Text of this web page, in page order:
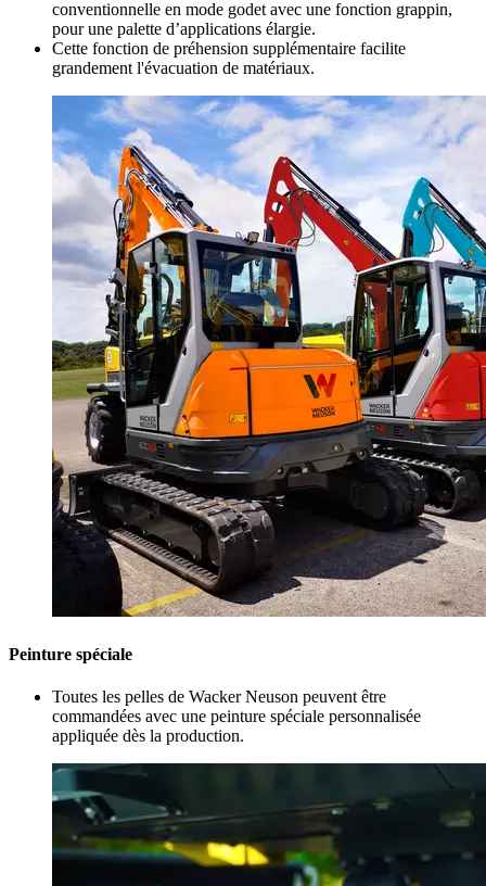
conventionnelle en mode godet avec une fonction grappin,
pour une palette d’applications élargie.
Cette fonction de préhension supplémentaire facilite
grandement l'évacuation de matériaux.
Peinture spéciale
Toutes les pelles de Wacker Neuson peuvent être
commandées avec une peinture spéciale personnalisée
appliquée dès la production.